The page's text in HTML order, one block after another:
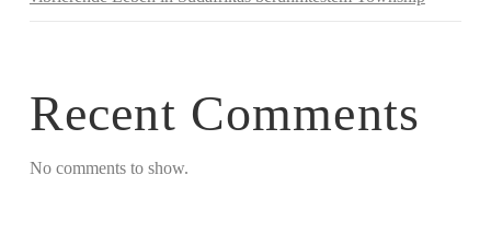
Recent Comments
No comments to show.